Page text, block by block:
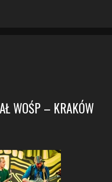
WOŚP – KRAKÓW